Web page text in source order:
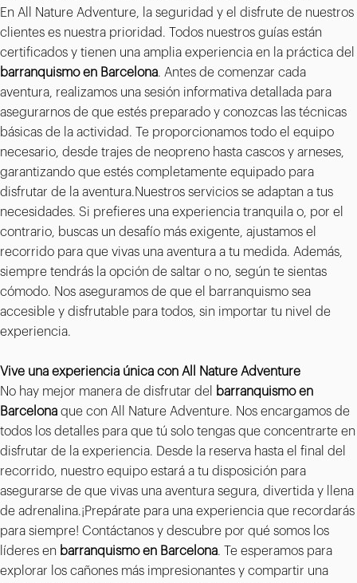
En All Nature Adventure, la seguridad y el disfrute de nuestros
clientes es nuestra prioridad. Todos nuestros guías están
certificados y tienen una amplia experiencia en la práctica del
barranquismo en Barcelona. Antes de comenzar cada
aventura, realizamos una sesión informativa detallada para
asegurarnos de que estés preparado y conozcas las técnicas
básicas de la actividad. Te proporcionamos todo el equipo
necesario, desde trajes de neopreno hasta cascos y arneses,
garantizando que estés completamente equipado para
disfrutar de la aventura.Nuestros servicios se adaptan a tus
necesidades. Si prefieres una experiencia tranquila o, por el
contrario, buscas un desafío más exigente, ajustamos el
recorrido para que vivas una aventura a tu medida. Además,
siempre tendrás la opción de saltar o no, según te sientas
cómodo. Nos aseguramos de que el barranquismo sea
accesible y disfrutable para todos, sin importar tu nivel de
experiencia.
Vive una experiencia única con All Nature Adventure
No hay mejor manera de disfrutar del
barranquismo en
Barcelona que con All Nature Adventure. Nos encargamos de
todos los detalles para que tú solo tengas que concentrarte en
disfrutar de la experiencia. Desde la reserva hasta el final del
recorrido, nuestro equipo estará a tu disposición para
asegurarse de que vivas una aventura segura, divertida y llena
de adrenalina.¡Prepárate para una experiencia que recordarás
para siempre! Contáctanos y descubre por qué somos los
líderes en barranquismo en Barcelona. Te esperamos para
explorar los cañones más impresionantes y compartir una